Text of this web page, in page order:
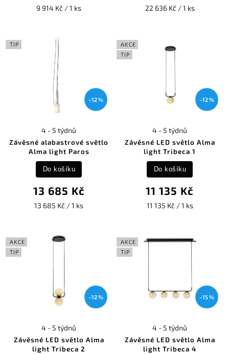
9 914 Kč / 1 ks 22 636 Kč / 1 ks
TIP
–12 %
Závěsné alabastrové světlo
Alma light Paros
4 - 5 týdnů
13 685 Kč
13 685 Kč / 1 ks
Do košíku
AKCE
TIP
–12 %
Závěsné LED světlo Alma
light Tribeca 1
4 - 5 týdnů
11 135 Kč
11 135 Kč / 1 ks
Do košíku
AKCE
TIP
–12 %
Závěsné LED světlo Alma
light Tribeca 2
4 - 5 týdnů
AKCE
TIP
–15 %
Závěsné LED světlo Alma
light Tribeca 4
4 - 5 týdnů